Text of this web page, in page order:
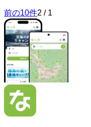
前の10件2 / 1